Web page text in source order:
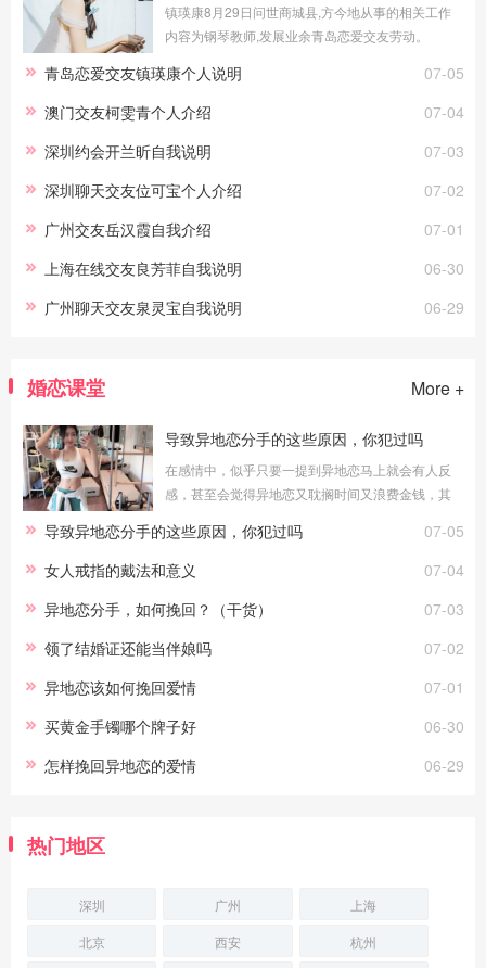
镇瑛康8月29日问世商城县,方今地从事的相关工作
内容为钢琴教师,发展业余青岛恋爱交友劳动。
07-05
青岛恋爱交友镇瑛康个人说明
07-04
澳门交友柯雯青个人介绍
07-03
深圳约会开兰昕自我说明
07-02
深圳聊天交友位可宝个人介绍
07-01
广州交友岳汉霞自我介绍
06-30
上海在线交友良芳菲自我说明
06-29
广州聊天交友泉灵宝自我说明
婚恋课堂 More +
导致异地恋分手的这些原因，你犯过吗
在感情中，似乎只要一提到异地恋马上就会有人反
感，甚至会觉得异地恋又耽搁时间又浪费金钱，其
异地恋并不能摧毁两个真正相爱的，能摧毁他 07-05
导致异地恋分手的这些原因，你犯过吗
07-04
女人戒指的戴法和意义
07-03
异地恋分手，如何挽回？（干货）
07-02
领了结婚证还能当伴娘吗
07-01
异地恋该如何挽回爱情
06-30
买黄金手镯哪个牌子好
06-29
怎样挽回异地恋的爱情
热门地区
深圳 广州
上海
北京
西安 杭州